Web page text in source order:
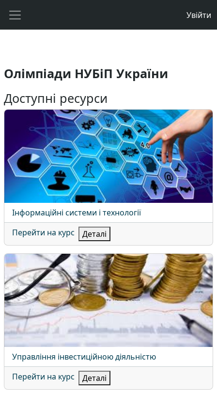
Бокова панель
Увійти
Олімпіади НУБіП України
Доступні ресурси
Інформаційні системи і технології
Назва курсу
Інформаційні системи і технології
Перейти на курс
Деталі
Управління інвестиційною діяльністю
Назва курсу
Управління інвестиційною діяльністю
Перейти на курс
Деталі